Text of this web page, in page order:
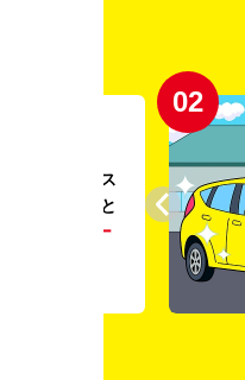
車内外の清
感じていただ
03